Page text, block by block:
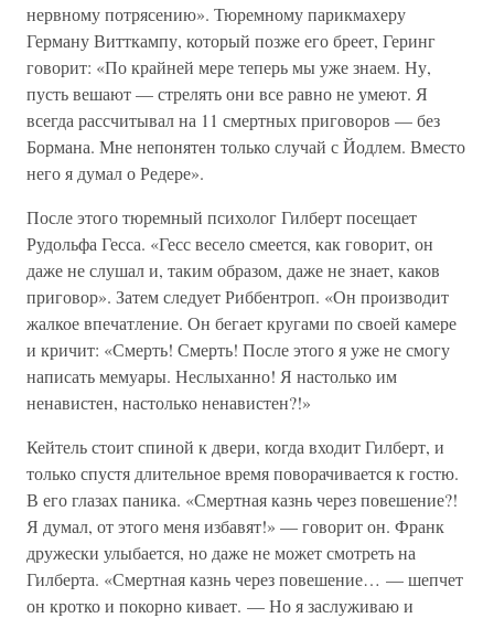
нервному потрясению». Тюремному парикмахеру
Герману Витткампу, который позже его бреет, Геринг
говорит: «По крайней мере теперь мы уже знаем. Ну,
пусть вешают — стрелять они все равно не умеют. Я
всегда рассчитывал на 11 смертных приговоров — без
Бормана. Мне непонятен только случай с Йодлем. Вместо
него я думал о Редере».
После этого тюремный психолог Гилберт посещает
Рудольфа Гесса. «Гесс весело смеется, как говорит, он
даже не слушал и, таким образом, даже не знает, каков
приговор». Затем следует Риббентроп. «Он производит
жалкое впечатление. Он бегает кругами по своей камере
и кричит: «Смерть! Смерть! После этого я уже не смогу
написать мемуары. Неслыханно! Я настолько им
ненавистен, настолько ненавистен?!»
Кейтель стоит спиной к двери, когда входит Гилберт, и
только спустя длительное время поворачивается к гостю.
В его глазах паника. «Смертная казнь через повешение?!
Я думал, от этого меня избавят!» — говорит он. Франк
дружески улыбается, но даже не может смотреть на
Гилберта. «Смертная казнь через повешение… — шепчет
он кротко и покорно кивает. — Но я заслуживаю и